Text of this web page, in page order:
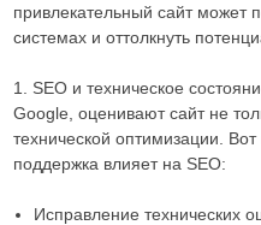
привлекательный сайт может
системах и оттолкнуть
1. SEO и техническое
Google, оценивают сайт не
технической оптимизации.
поддержка влияет на SEO:
Исправление технических